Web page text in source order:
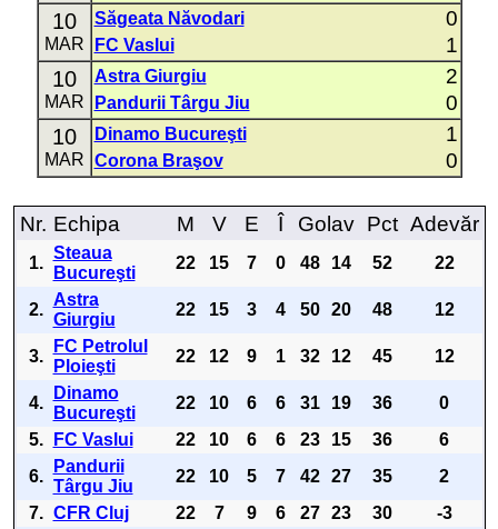
10
MAR
Săgeata Năvodari 0
FC Vaslui 1
10
MAR
Astra Giurgiu 2
Pandurii Târgu Jiu 0
10
MAR
Dinamo Bucureşti 1
Corona Braşov 0
Nr. Echipa M V E Î Golav Pct Adevăr
1.
Steaua
Bucureşti
22 15 7 0 48 14 52 22
2.
Astra
Giurgiu
22 15 3 4 50 20 48 12
3.
FC Petrolul
Ploieşti
22 12 9 1 32 12 45 12
4.
Dinamo
Bucureşti
22 10 6 6 31 19 36
0
5.
FC Vaslui 22 10 6 6 23 15 36
6
6.
Pandurii
Târgu Jiu
22 10 5 7 42 27 35
2
7. CFR Cluj 22 7 9 6 27 23 30
-3